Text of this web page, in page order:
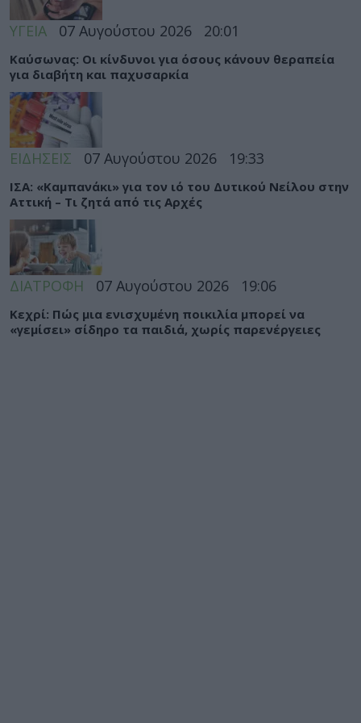
ΥΓΕΙΑ 07 Αυγούστου 2026 20:01
Καύσωνας: Οι κίνδυνοι για όσους κάνουν θεραπεία
για διαβήτη και παχυσαρκία
ΕΙΔΗΣΕΙΣ 07 Αυγούστου 2026 19:33
ΙΣΑ: «Καμπανάκι» για τον ιό του Δυτικού Νείλου στην
Αττική – Τι ζητά από τις Αρχές
ΔΙΑΤΡΟΦΗ 07 Αυγούστου 2026 19:06
Κεχρί: Πώς μια ενισχυμένη ποικιλία μπορεί να
«γεμίσει» σίδηρο τα παιδιά, χωρίς παρενέργειες